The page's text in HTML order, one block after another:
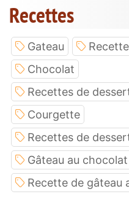
Recettes
Gateau
Chocolat
Recettes de
Courgette
Recettes de
Gâteau au chocolat
Recette de gâteau